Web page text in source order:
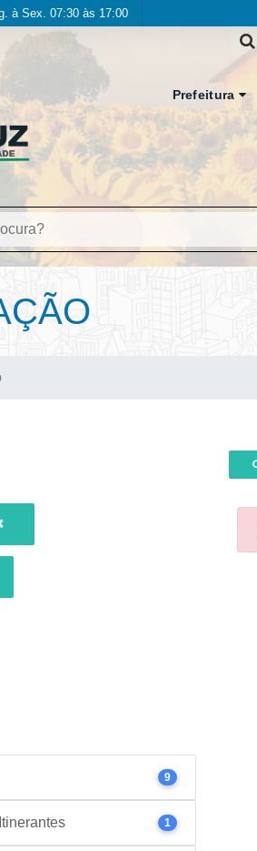
à Sex. 07:30 às 17:00
Prefeitura
9
1